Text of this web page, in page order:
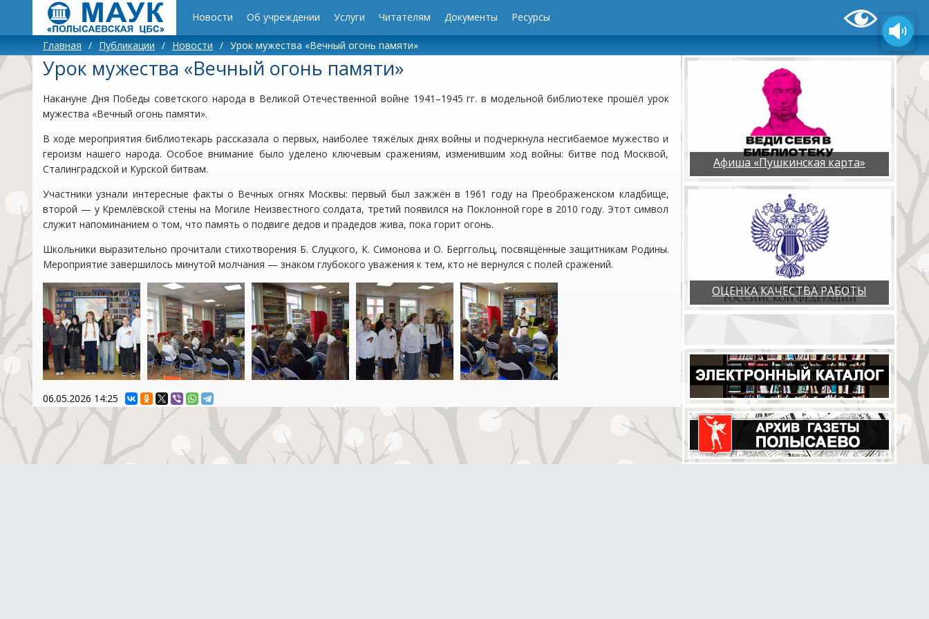
Новости Об учреждении Услуги Читателям Документы Ресурсы
Главная / Публикации / Новости / Урок мужества «Вечный огонь памяти»
Урок мужества «Вечный огонь памяти»
Накануне Дня Победы советского народа в Великой Отечественной войне 1941–1945 гг. в модельной библиотеке прошёл урок
мужества «Вечный огонь памяти».
В ходе мероприятия библиотекарь рассказала о первых, наиболее тяжёлых днях войны и подчеркнула несгибаемое мужество и
героизм нашего народа. Особое внимание было уделено ключевым сражениям, изменившим ход войны: битве под Москвой,
Сталинградской и Курской битвам.
Участники узнали интересные факты о Вечных огнях Москвы: первый был зажжён в 1961 году на Преображенском кладбище,
второй — у Кремлёвской стены на Могиле Неизвестного солдата, третий появился на Поклонной горе в 2010 году. Этот символ
служит напоминанием о том, что память о подвиге дедов и прадедов жива, пока горит огонь.
Школьники выразительно прочитали стихотворения Б. Слуцкого, К. Симонова и О. Берггольц, посвящённые защитникам Родины.
Мероприятие завершилось минутой молчания — знаком глубокого уважения к тем, кто не вернулся с полей сражений.
06.05.2026 14:25
Афиша «Пушкинская карта»
ОЦЕНКА КАЧЕСТВА РАБОТЫ